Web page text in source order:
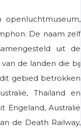
openluchtmuseum,
De naam zelf
uit de
de landen die bij
gebied betrokken
Thailand en
Engeland, Australië
de Death Railway,